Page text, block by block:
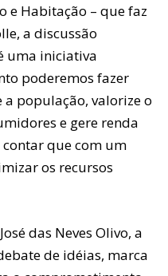
e Habitação – que faz
a discussão
uma iniciativa
poderemos fazer
população, valorize o
e gere renda
que com um
os recursos
das Neves Olivo, a
de idéias, marca